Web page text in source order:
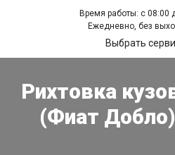
Время работы: с 08:00
Ежедневно, без
Выбрать
Рихтовка
(Фиат